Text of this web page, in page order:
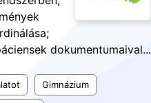
dokumentumaival...
Gimnázium